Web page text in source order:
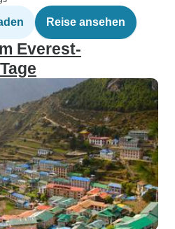
Reise ansehen
Everest-